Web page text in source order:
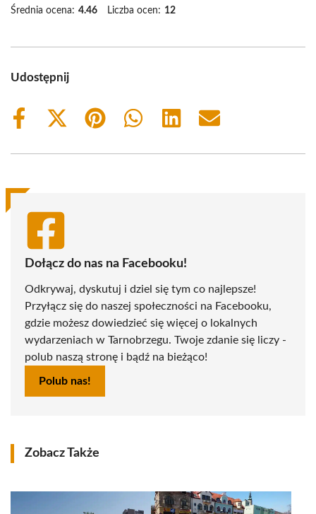
Średnia ocena: 4.46 Liczba ocen: 12
Udostępnij
Share
Share
(Twitter)
Share
Share
Share
Share
Dołącz do nas na Facebooku!
Odkrywaj, dyskutuj i dziel się tym co najlepsze!
Przyłącz się do naszej społeczności na Facebooku,
gdzie możesz dowiedzieć się więcej o lokalnych
wydarzeniach w Tarnobrzegu. Twoje zdanie się liczy -
polub naszą stronę i bądź na bieżąco!
Polub nas!
Zobacz Także